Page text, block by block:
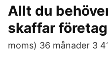
Allt du
skaffar
moms) 36 månader 3